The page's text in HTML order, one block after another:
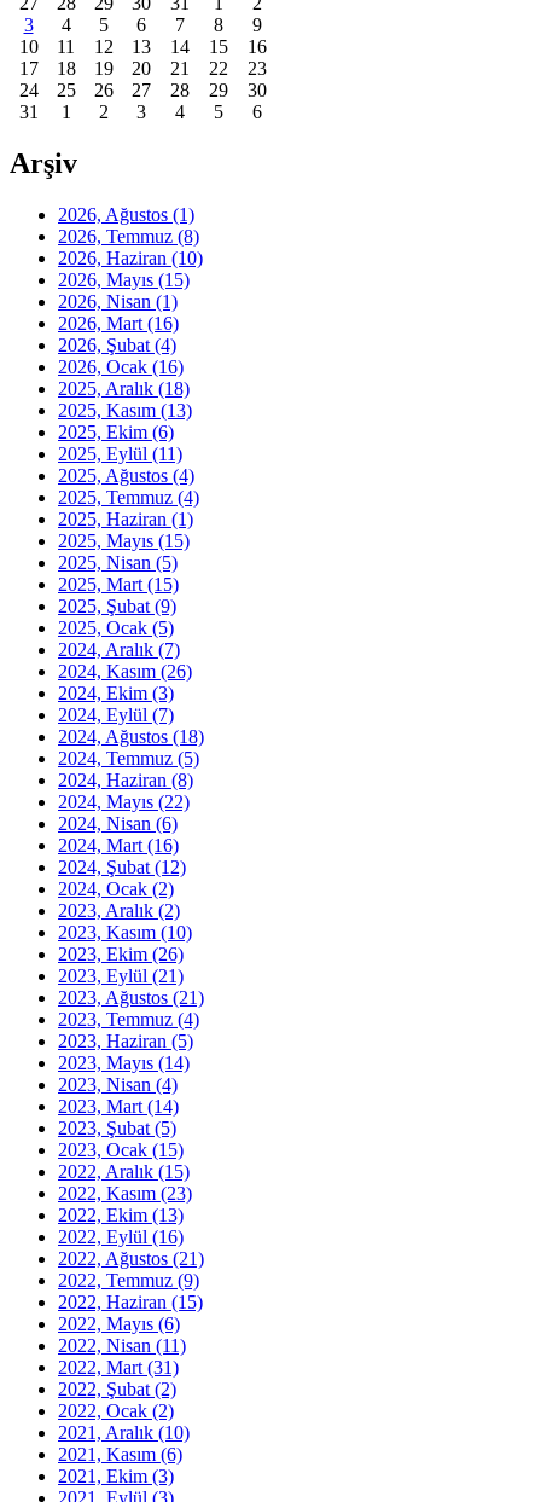
3
4 5 6 7 8
9
10
11 12 13 14 15
16
17
18 19 20 21 22
23
24
25 26 27 28 29
30
31
1 2 3 4 5 6
Arşiv
2026, Ağustos (1)
2026, Temmuz (8)
2026, Haziran (10)
2026, Mayıs (15)
2026, Nisan (1)
2026, Mart (16)
2026, Şubat (4)
2026, Ocak (16)
2025, Aralık (18)
2025, Kasım (13)
2025, Ekim (6)
2025, Eylül (11)
2025, Ağustos (4)
2025, Temmuz (4)
2025, Haziran (1)
2025, Mayıs (15)
2025, Nisan (5)
2025, Mart (15)
2025, Şubat (9)
2025, Ocak (5)
2024, Aralık (7)
2024, Kasım (26)
2024, Ekim (3)
2024, Eylül (7)
2024, Ağustos (18)
2024, Temmuz (5)
2024, Haziran (8)
2024, Mayıs (22)
2024, Nisan (6)
2024, Mart (16)
2024, Şubat (12)
2024, Ocak (2)
2023, Aralık (2)
2023, Kasım (10)
2023, Ekim (26)
2023, Eylül (21)
2023, Ağustos (21)
2023, Temmuz (4)
2023, Haziran (5)
2023, Mayıs (14)
2023, Nisan (4)
2023, Mart (14)
2023, Şubat (5)
2023, Ocak (15)
2022, Aralık (15)
2022, Kasım (23)
2022, Ekim (13)
2022, Eylül (16)
2022, Ağustos (21)
2022, Temmuz (9)
2022, Haziran (15)
2022, Mayıs (6)
2022, Nisan (11)
2022, Mart (31)
2022, Şubat (2)
2022, Ocak (2)
2021, Aralık (10)
2021, Kasım (6)
2021, Ekim (3)
2021, Eylül (3)